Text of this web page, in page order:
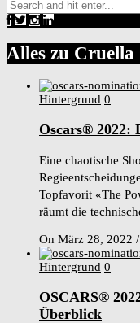
Alles zu Cruella
Hintergrund 0
Oscars® 2022:
Eine chaotische
Topfavorit «The
räumt die
On März 28, 2022 /
Hintergrund 0
OSCARS®
Überblick